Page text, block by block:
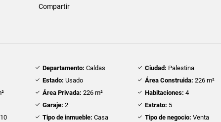
Compartir
Departamento: Caldas Ciudad: Palestina
Estado: Usado Área Construida: 226 m²
Área Privada: 226 m² Habitaciones: 4
Garaje: 2 Estrato: 5
Tipo de inmueble: Casa
Tipo de negocio: Venta